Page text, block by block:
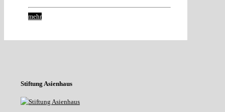
mehr
Stiftung Asienhaus